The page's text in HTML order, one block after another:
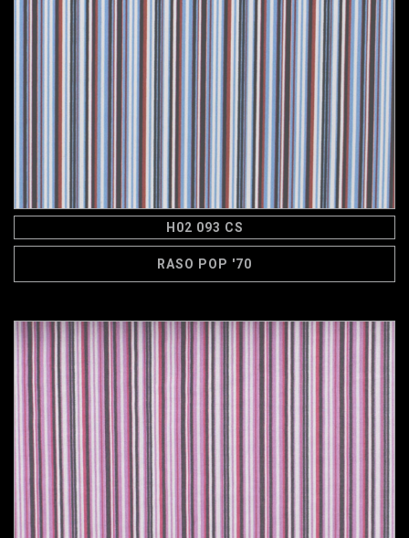
H02 093 CS
RASO POP '70